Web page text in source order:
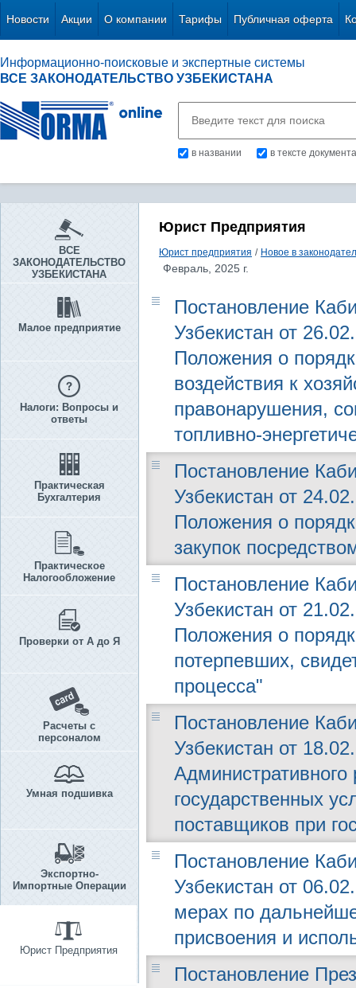
Новости Акции О компании Тарифы Публичная оферта
Информационно-поисковые и экспертные системы
ВСЕ ЗАКОНОДАТЕЛЬСТВО УЗБЕКИСТАНА
в названии в тексте документа
ВСЕ
ЗАКОНОДАТЕЛЬСТВО
УЗБЕКИСТАНА
Малое предприятие
Налоги: Вопросы и
ответы
Практическая
Бухгалтерия
Практическое
Налогообложение
Проверки от А до Я
Расчеты с
персоналом
Умная подшивка
Экспортно-
Импортные Операции
Юрист Предприятия
Юрист Предприятия
Юрист предприятия / Новое в
Февраль, 2025 г.
Постановление
Узбекистан от
Положения о
воздействия к
правонарушения,
топливно-
Постановление
Узбекистан от
Положения о
закупок
Постановление
Узбекистан от
Положения о
потерпевших,
процесса"
Постановление
Узбекистан от
Административного
государственных
поставщиков при
Постановление
Узбекистан от
мерах по
присвоения и
Постановление